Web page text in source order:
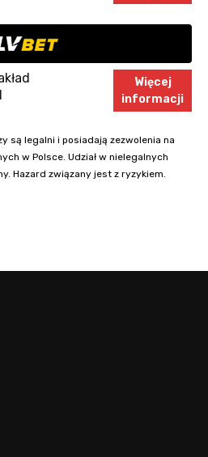
Więcej
informacji
są legalni i posiadają zezwolenia na
w Polsce. Udział w nielegalnych
Hazard związany jest z ryzykiem.